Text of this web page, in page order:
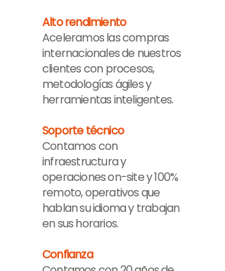
Alto rendimiento
Aceleramos las compras
internacionales de nuestros
clientes con procesos,
metodologías ágiles y
herramientas inteligentes.
Soporte técnico
Contamos con
infraestructura y
operaciones on-site y 100%
remoto, operativos que
hablan su idioma y trabajan
en sus horarios.
Confianza